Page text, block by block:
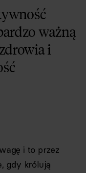
ważną
i
i to przez
gdy królują